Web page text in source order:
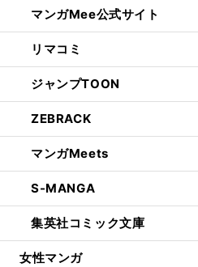
マンガMee公式サイト
リマコミ
ジャンプTOON
ZEBRACK
マンガMeets
S-MANGA
集英社コミック文庫
女性マンガ